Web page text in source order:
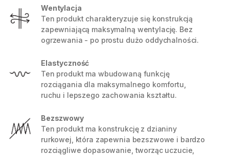
Wentylacja
Ten produkt charakteryzuje się konstrukcją
zapewniającą maksymalną wentylację. Bez
ogrzewania - po prostu dużo oddychalności.
Elastyczność
Ten produkt ma wbudowaną funkcję
rozciągania dla maksymalnego komfortu,
ruchu i lepszego zachowania kształtu.
Bezszwowy
Ten produkt ma konstrukcję z dzianiny
rurkowej, która zapewnia bezszwowe i bardzo
rozciągliwe dopasowanie, tworząc uczucie,